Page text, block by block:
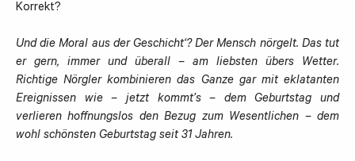
Korrekt?
Und die Moral aus der Geschicht‘? Der Mensch nörgelt. Das tut
er gern, immer und überall – am liebsten übers Wetter.
Richtige Nörgler kombinieren das Ganze gar mit eklatanten
Ereignissen wie – jetzt kommt’s – dem Geburtstag und
verlieren hoffnungslos den Bezug zum Wesentlichen – dem
wohl schönsten Geburtstag seit 31 Jahren.